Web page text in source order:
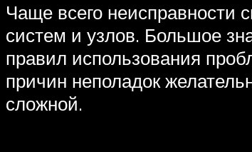
Чаще всего неисправности
систем и узлов. Большое
правил использования
причин неполадок
сложной.